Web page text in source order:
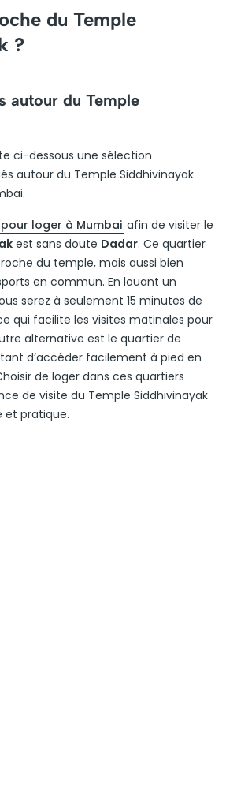
du Temple
?
autour du Temple
ci-dessous une sélection
autour du Temple Siddhivinayak
loger à Mumbai afin de visiter le
est sans doute Dadar. Ce quartier
du temple, mais aussi bien
en commun. En louant un
serez à seulement 15 minutes de
qui facilite les visites matinales pour
alternative est le quartier de
d’accéder facilement à pied en
de loger dans ces quartiers
de visite du Temple Siddhivinayak
et pratique.